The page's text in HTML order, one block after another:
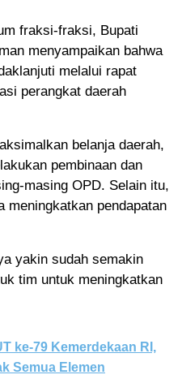
fraksi-fraksi, Bupati
menyampaikan bahwa
melalui rapat
perangkat daerah
belanja daerah,
pembinaan dan
masing OPD. Selain itu,
meningkatkan pendapatan
yakin sudah semakin
tim untuk meningkatkan
ke-79 Kemerdekaan RI,
Semua Elemen